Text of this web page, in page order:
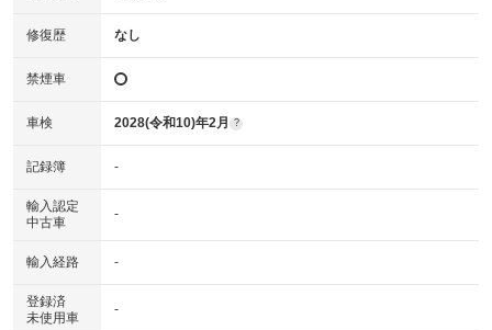
修復歴 なし
禁煙車
車検 2028(令和10)年2月 ?
記録簿 -
輸入認定
中古車
-
輸入経路 -
登録済
未使用車
-